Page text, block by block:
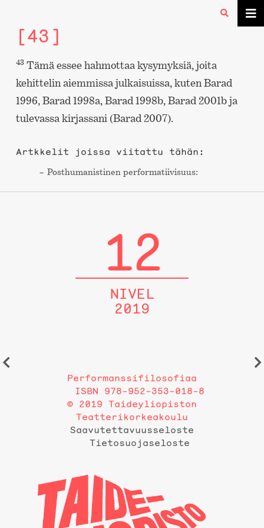
[43]
43Tämä essee hahmottaa kysymyksiä, joita
kehittelin aiemmissa julkaisuissa, kuten Barad
1996, Barad 1998a, Barad 1998b, Barad 2001b ja
tulevassa kirjassani (Barad 2007).
Artkkelit joissa viitattu tähän:
Post­humanistinen performa­tiivisuus:
12
NIVEL
2019
Performanssifilosofiaa
ISBN 978-952-353-018-8
© 2019 Taideyliopiston
Teatterikorkeakoulu
Saavutettavuusseloste
Tietosuojaseloste